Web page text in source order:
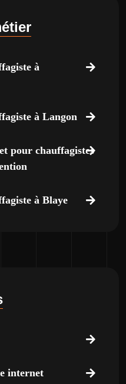
à
à Langon
pour chauffagistes
à Blaye
internet